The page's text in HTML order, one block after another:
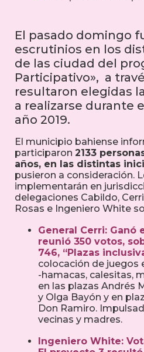
El pasado domingo
escrutinios en los
de las ciudad del
Participativo», a
resultaron elegidas
a realizarse durante
año 2019.
El municipio bahiense
participaron 2133
años, en las distintas
pusieron a consideración.
implementarán en
delegaciones Cabildo,
Rosas e Ingeniero White
General Cerri: Ganó
reunió 350 votos,
746, “Plazas
colocación de juegos
-hamacas, calesitas,
en las plazas Andrés
y Olga Bayón y en
Don Ramiro.
vecinas y madres.
Ingeniero White: